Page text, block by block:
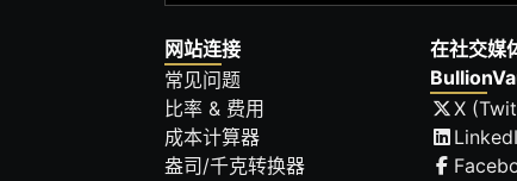
网站连接
常见问题
比率 & 费用
成本计算器
盎司/千克转换器
在社交媒
X